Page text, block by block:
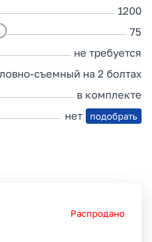
1200
75
не требуется
съемный на 2 болтах
в комплекте
нет подобрать
Распродано